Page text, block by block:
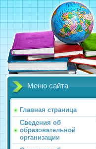
Меню сайта
Главная страница
Сведения об
образовательной
организации